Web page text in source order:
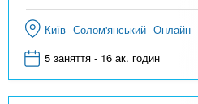
Київ Солом'янський Онлайн
5 заняття - 16 ак. годин